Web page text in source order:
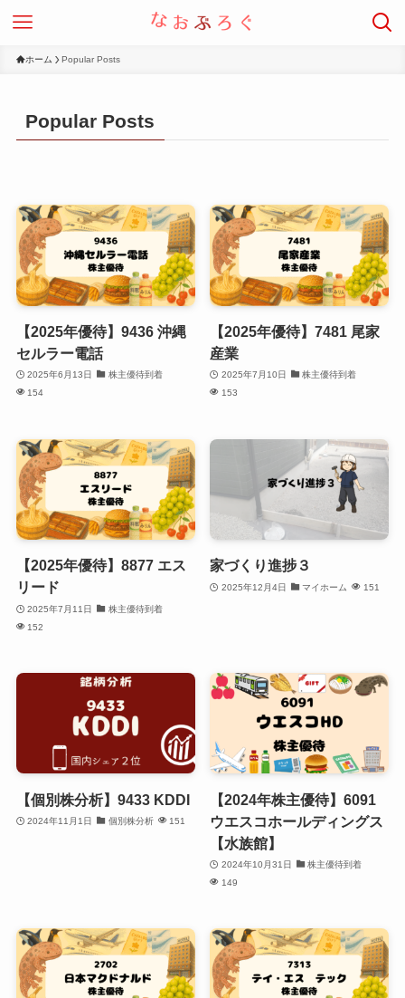
ホーム Popular Posts
Popular Posts
【2025年優待】9436 沖縄
セルラー電話
2025年6月13日
株主優待到着
154
【2025年優待】7481 尾家
産業
2025年7月10日
株主優待到着
153
【2025年優待】8877 エス
リード
2025年7月11日
株主優待到着
152
家づくり進捗３
2025年12月4日 マイホーム 151
【個別株分析】9433 KDDI
2024年11月1日 個別株分析 151
【2024年株主優待】6091
ウエスコホールディングス
【水族館】
2024年10月31日
株主優待到着
149